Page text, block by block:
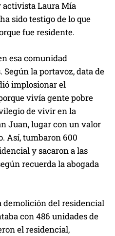
activista Laura Mía
sido testigo de lo que
fue residente.
esa comunidad
la portavoz, data de
implosionar el
vivía gente pobre
de vivir en la
Juan, lugar con un valor
Así, tumbaron 600
y sacaron a las
recuerda la abogada
demolición del residencial
con 486 unidades de
el residencial,